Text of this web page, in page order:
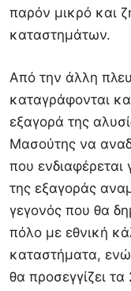
παρόν μικρό και
καταστημάτων.
Από την άλλη
καταγράφονται
εξαγορά της
Μασούτης να
που
της εξαγοράς
γεγονός που θα
πόλο με εθνική
καταστήματα, ενώ
θα προσεγγίζει